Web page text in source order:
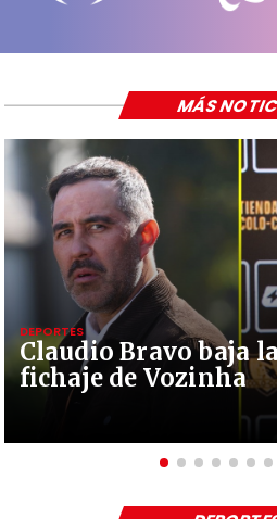
Claudio Bravo baja
fichaje de Vozinha
DEPORTES
MÁS